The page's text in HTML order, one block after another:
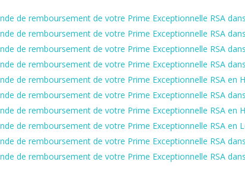
de remboursement de votre Prime Exceptionnelle RSA dans
de remboursement de votre Prime Exceptionnelle RSA dans
de remboursement de votre Prime Exceptionnelle RSA dans
de remboursement de votre Prime Exceptionnelle RSA
de remboursement de votre Prime Exceptionnelle RSA en
de remboursement de votre Prime Exceptionnelle RSA
de remboursement de votre Prime Exceptionnelle RSA en
de remboursement de votre Prime Exceptionnelle RSA en
de remboursement de votre Prime Exceptionnelle RSA
de remboursement de votre Prime Exceptionnelle RSA